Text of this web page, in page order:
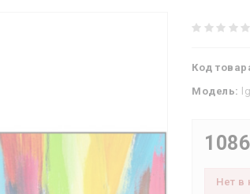
Код
Модель:
Нет в